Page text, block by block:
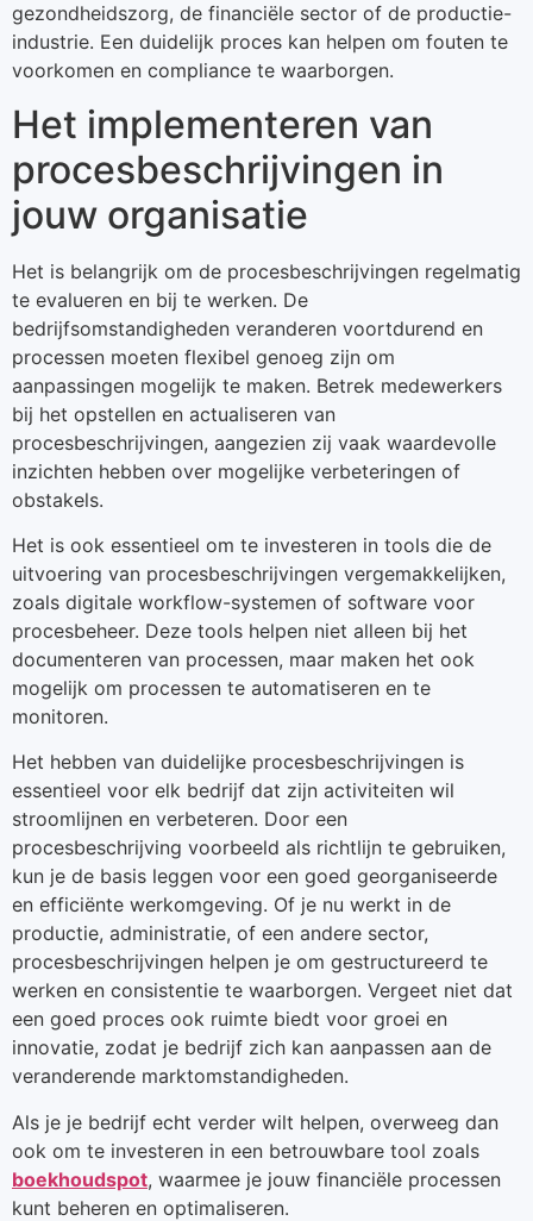
gezondheidszorg, de financiële sector of de productie-
industrie. Een duidelijk proces kan helpen om fouten te
voorkomen en compliance te waarborgen.
Het implementeren van
procesbeschrijvingen in
jouw organisatie
Het is belangrijk om de procesbeschrijvingen regelmatig
te evalueren en bij te werken. De
bedrijfsomstandigheden veranderen voortdurend en
processen moeten flexibel genoeg zijn om
aanpassingen mogelijk te maken. Betrek medewerkers
bij het opstellen en actualiseren van
procesbeschrijvingen, aangezien zij vaak waardevolle
inzichten hebben over mogelijke verbeteringen of
obstakels.
Het is ook essentieel om te investeren in tools die de
uitvoering van procesbeschrijvingen vergemakkelijken,
zoals digitale workflow-systemen of software voor
procesbeheer. Deze tools helpen niet alleen bij het
documenteren van processen, maar maken het ook
mogelijk om processen te automatiseren en te
monitoren.
Het hebben van duidelijke procesbeschrijvingen is
essentieel voor elk bedrijf dat zijn activiteiten wil
stroomlijnen en verbeteren. Door een
procesbeschrijving voorbeeld als richtlijn te gebruiken,
kun je de basis leggen voor een goed georganiseerde
en efficiënte werkomgeving. Of je nu werkt in de
productie, administratie, of een andere sector,
procesbeschrijvingen helpen je om gestructureerd te
werken en consistentie te waarborgen. Vergeet niet dat
een goed proces ook ruimte biedt voor groei en
innovatie, zodat je bedrijf zich kan aanpassen aan de
veranderende marktomstandigheden.
Als je je bedrijf echt verder wilt helpen, overweeg dan
ook om te investeren in een betrouwbare tool zoals
boekhoudspot, waarmee je jouw financiële processen
kunt beheren en optimaliseren.